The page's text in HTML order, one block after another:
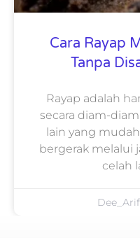
Cara Rayap
Tanpa
Rayap adalah
secara diam-
lain yang
bergerak melalui
celah
Dee_Arif